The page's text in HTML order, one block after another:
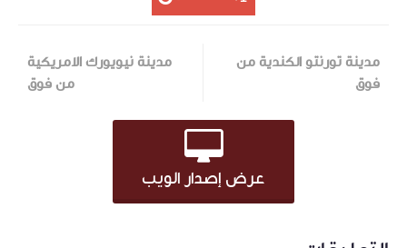
مدينة تورنتو الكندية من
فوق
مدينة نيويورك الامريكية
من فوق
عرض إصدار الويب